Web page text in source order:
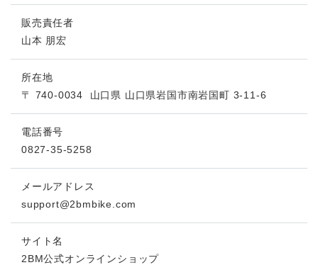
販売責任者
山本 朋宏
所在地
〒 740-0034 山口県 山口県岩国市南岩国町 3-11-6
電話番号
0827-35-5258
メールアドレス
support@2bmbike.com
サイト名
2BM公式オンラインショップ